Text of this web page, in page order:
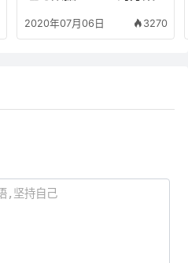
2020年07月06日 3270